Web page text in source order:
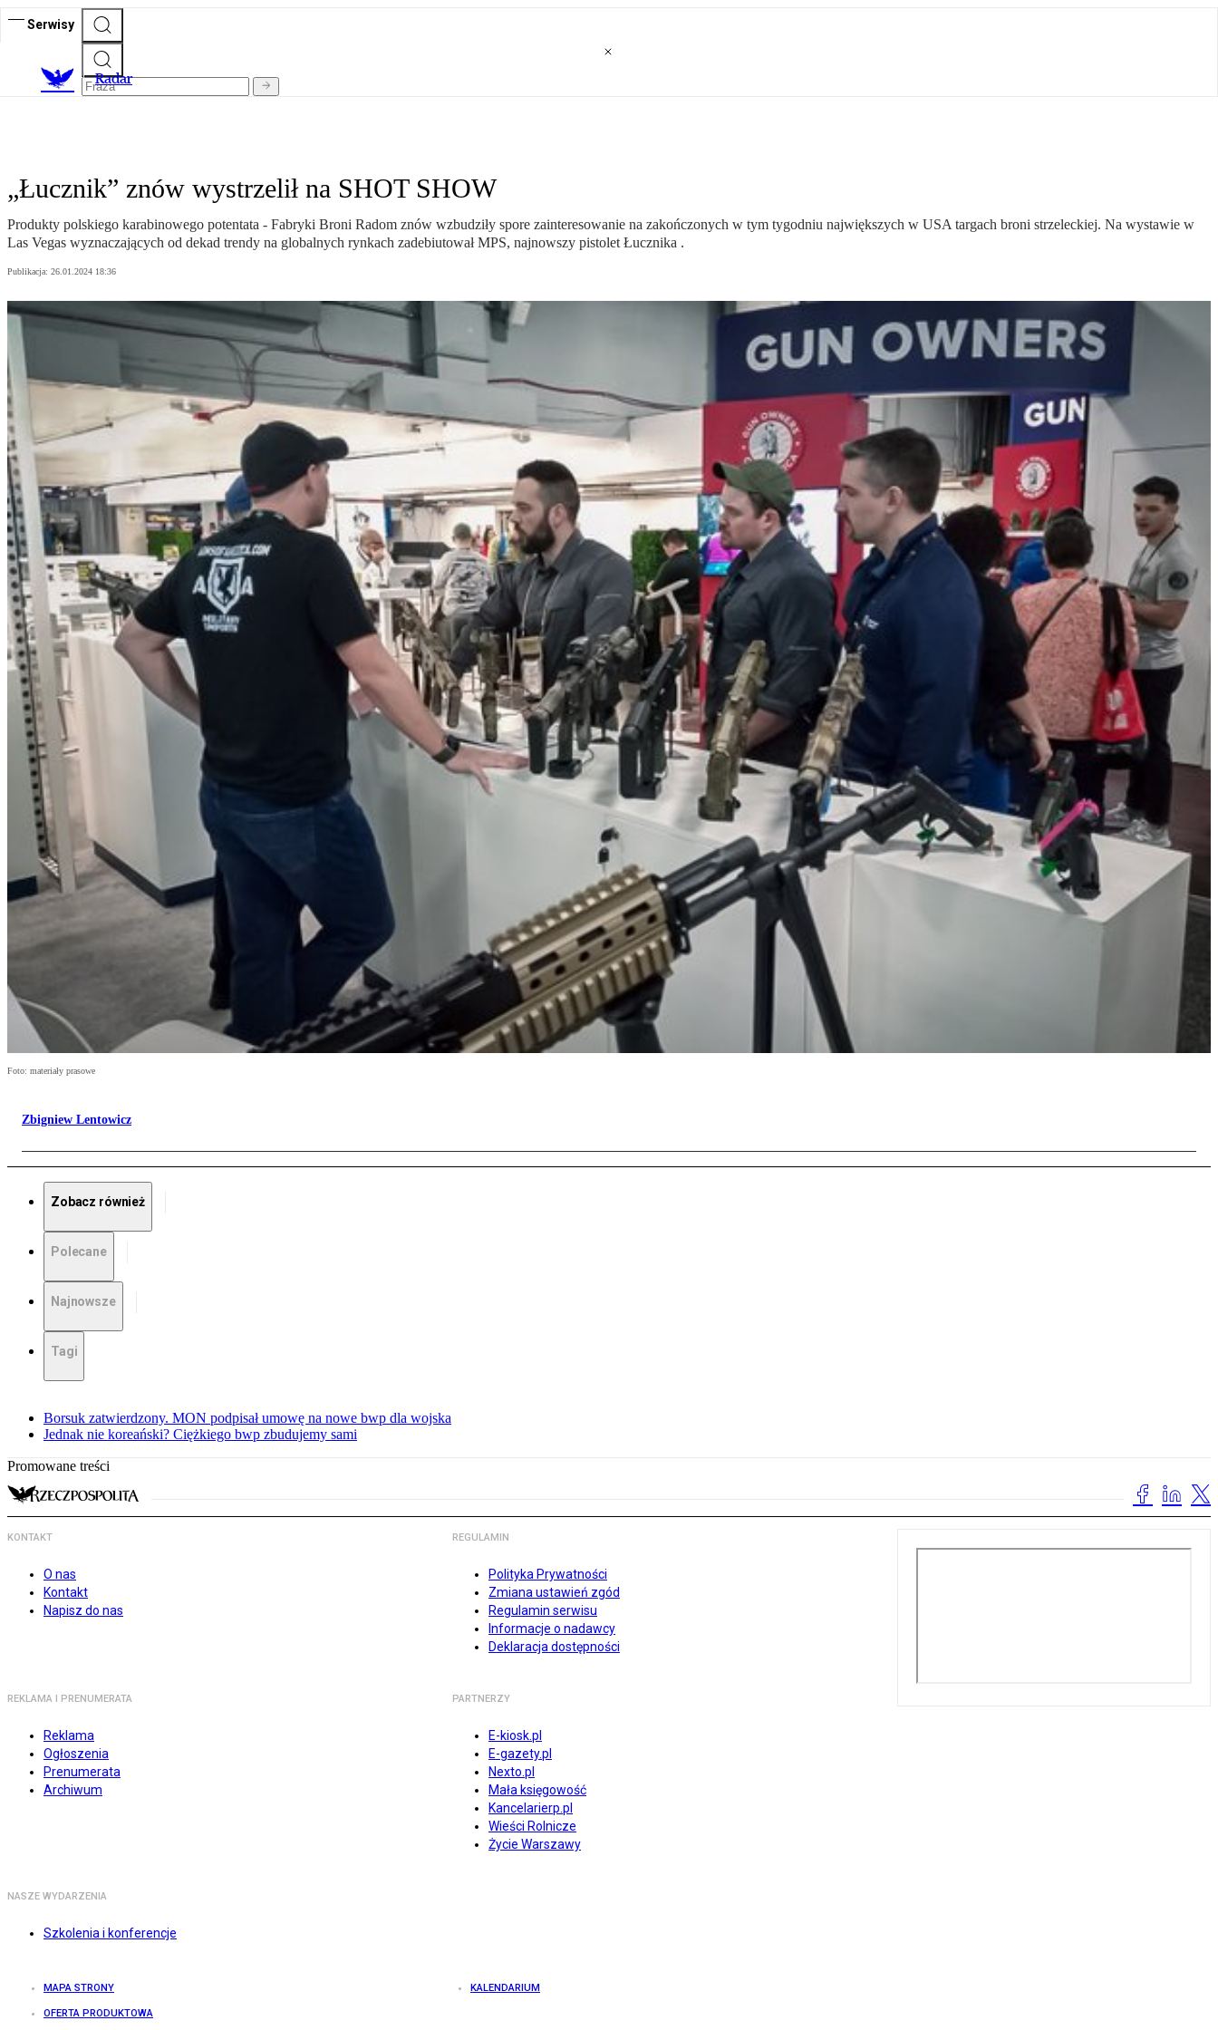
Serwisy
Radar
„Łucznik” znów wystrzelił na SHOT SHOW
Produkty polskiego karabinowego potentata - Fabryki Broni Radom znów wzbudziły spore zainteresowanie na zakończonych w tym tygodniu największych w USA targach broni strzeleckiej. Na wystawie w
Las Vegas wyznaczających od dekad trendy na globalnych rynkach zadebiutował MPS, najnowszy pistolet Łucznika .
Publikacja: 26.01.2024 18:36
Foto: materiały prasowe
Zbigniew Lentowicz
Zobacz również
Polecane
Najnowsze
Tagi
Borsuk zatwierdzony. MON podpisał umowę na nowe bwp dla wojska
Jednak nie koreański? Ciężkiego bwp zbudujemy sami
Promowane treści
KONTAKT
O nas
Kontakt
Napisz do nas
REGULAMIN
Polityka Prywatności
Zmiana ustawień zgód
Regulamin serwisu
Informacje o nadawcy
Deklaracja dostępności
REKLAMA I PRENUMERATA
Reklama
Ogłoszenia
Prenumerata
Archiwum
PARTNERZY
E-kiosk.pl
E-gazety.pl
Nexto.pl
Mała księgowość
Kancelarierp.pl
Wieści Rolnicze
Życie Warszawy
NASZE WYDARZENIA
Szkolenia i konferencje
MAPA STRONY KALENDARIUM
OFERTA PRODUKTOWA